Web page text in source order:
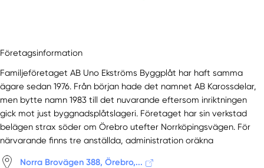
Företagsinformation
Familjeföretaget AB Uno Ekströms Byggplåt har haft samma
ägare sedan 1976. Från början hade det namnet AB Karossdelar,
men bytte namn 1983 till det nuvarande eftersom inriktningen
gick mot just byggnadsplåtslageri. Företaget har sin verkstad
belägen strax söder om Örebro utefter Norrköpingsvägen. För
närvarande finns tre anställda, administration oräkna
Norra Brovägen 388, Örebro,...